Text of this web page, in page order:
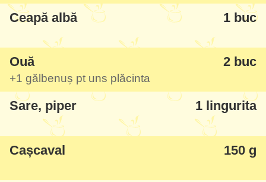
impresiona musafirii sau familia la o masă
Ceapă albă 1 buc
Ouă 2 buc
+1 gălbenuș pt uns plăcinta
Sare, piper 1 lingurita
Cașcaval 150 g